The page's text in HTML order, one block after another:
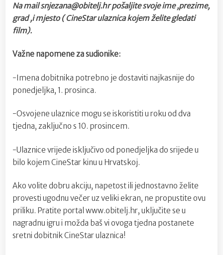
Na mail snjezana@obitelj.hr pošaljite svoje ime ,prezime,
grad ,i mjesto ( CineStar ulaznica kojem želite gledati
film).
Važne napomene za sudionike:
-Imena dobitnika potrebno je dostaviti najkasnije do
ponedjeljka, 1. prosinca.
-Osvojene ulaznice mogu se iskoristiti u roku od dva
tjedna, zaključno s 10. prosincem.
-Ulaznice vrijede isključivo od ponedjeljka do srijede u
bilo kojem CineStar kinu u Hrvatskoj.
Ako volite dobru akciju, napetost ili jednostavno želite
provesti ugodnu večer uz veliki ekran, ne propustite ovu
priliku. Pratite portal www.obitelj.hr, uključite se u
nagradnu igru i možda baš vi ovoga tjedna postanete
sretni dobitnik CineStar ulaznica!